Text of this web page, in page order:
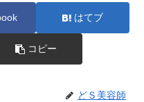
はてブ
コピー
どＳ美容師